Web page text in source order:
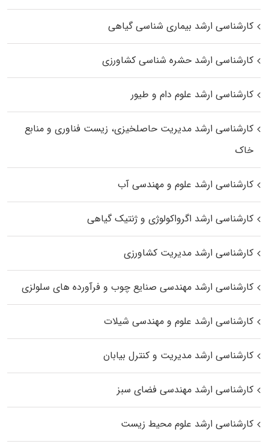
کارشناسی ارشد بیماری‌ شناسی گیاهی
کارشناسی ارشد حشره‌ شناسی کشاورزی
کارشناسی ارشد علوم دام و طیور
کارشناسی ارشد مدیریت حاصلخیزی، زیست فناوری و منابع
خاک
کارشناسی ارشد علوم و مهندسی آب
کارشناسی ارشد اگرواکولوژی و ژنتیک گیاهی
کارشناسی ارشد مدیریت کشاورزی
کارشناسی ارشد مهندسی صنایع چوب و فرآورده‌ های سلولزی
کارشناسی ارشد علوم و مهندسی شیلات
کارشناسی ارشد مدیریت و کنترل بیابان
کارشناسی ارشد مهندسی فضای سبز
کارشناسی ارشد علوم محیط‌ زیست